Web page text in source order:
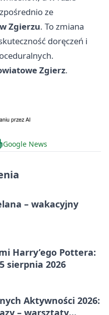
ze
Zgierzu. To zmiana
doręczeń i
Zgierz.
Google News
– wakacyjny
Harry’ego Pottera:
sierpnia 2026
Aktywności 2026: